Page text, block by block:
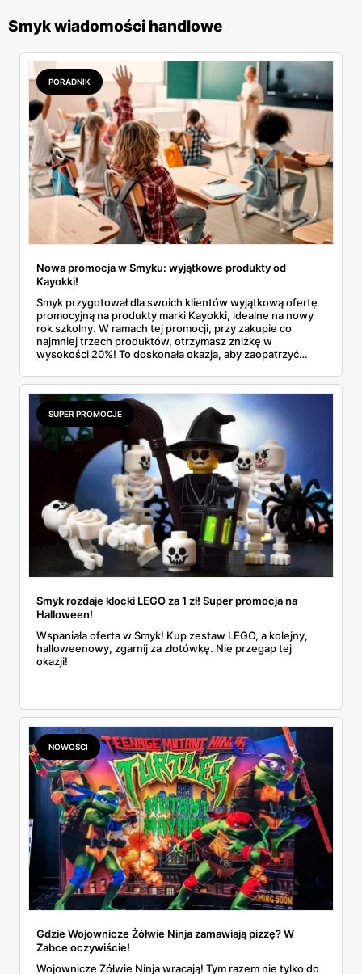
Smyk wiadomości handlowe
PORADNIK
Nowa promocja w Smyku: wyjątkowe produkty od
Kayokki!
Smyk przygotował dla swoich klientów wyjątkową ofertę
promocyjną na produkty marki Kayokki, idealne na nowy
rok szkolny. W ramach tej promocji, przy zakupie co
najmniej trzech produktów, otrzymasz zniżkę w
wysokości 20%! To doskonała okazja, aby zaopatrzyć
jednocześnie zaoszczędzić.
SUPER PROMOCJE
Smyk rozdaje klocki LEGO za 1 zł! Super promocja na
Halloween!
Wspaniała oferta w Smyk! Kup zestaw LEGO, a kolejny,
halloweenowy, zgarnij za złotówkę. Nie przegap tej
okazji!
NOWOŚCI
Gdzie Wojownicze Żółwie Ninja zamawiają pizzę? W
Żabce oczywiście!
Wojownicze Żółwie Ninja wracają! Tym razem nie tylko do